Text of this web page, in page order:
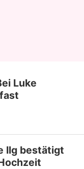
Luke
Ilg bestätigt